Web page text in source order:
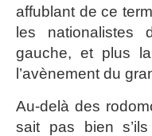
affublant de ce
les nationalistes
gauche, et plus
l’avènement du
Au-delà des
sait pas bien